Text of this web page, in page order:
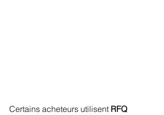
Certains acheteurs utilisent RFQ